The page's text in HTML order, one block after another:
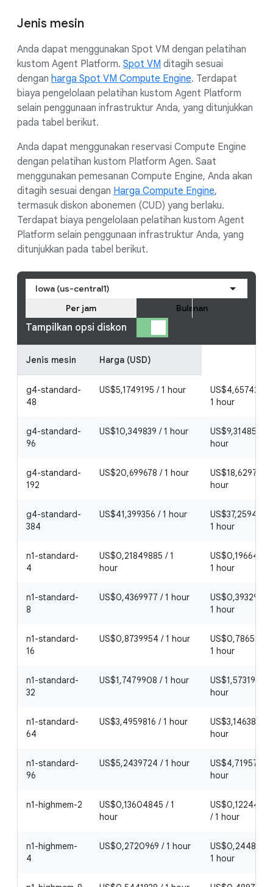
Jenis mesin
Anda dapat menggunakan Spot VM dengan pelatihan
kustom Agent Platform. Spot VM ditagih sesuai
dengan harga Spot VM Compute Engine. Terdapat
biaya pengelolaan pelatihan kustom Agent Platform
selain penggunaan infrastruktur Anda, yang ditunjukkan
pada tabel berikut.
Anda dapat menggunakan reservasi Compute Engine
dengan pelatihan kustom Platform Agen. Saat
menggunakan pemesanan Compute Engine, Anda akan
ditagih sesuai dengan Harga Compute Engine,
termasuk diskon abonemen (CUD) yang berlaku.
Terdapat biaya pengelolaan pelatihan kustom Agent
Platform selain penggunaan infrastruktur Anda, yang
ditunjukkan pada tabel berikut.
Iowa (us-central1)
Tampilkan opsi diskon
Per jam Bulanan
Jenis mesin Harga (USD)
g4-standard-
48
US$5,1749195 / 1 hour
1 hour
g4-standard-
96
US$10,349839 / 1 hour
US$9,3148551 /
hour
g4-standard-
192
US$20,699678 / 1 hour
US$18,6297102
hour
g4-standard-
384
US$41,399356 / 1 hour
1 hour
n1-standard-
4
US$0,21849885 / 1
hour
1 hour
n1-standard-
8
US$0,4369977 / 1 hour
1 hour
n1-standard-
16
US$0,8739954 / 1 hour
1 hour
n1-standard-
32
US$1,7479908 / 1 hour
US$1,57319172
hour
n1-standard-
64
US$3,4959816 / 1 hour
US$3,14638344
hour
n1-standard-
96
US$5,2439724 / 1 hour
US$4,71957516
hour
n1-highmem-2
US$0,13604845 / 1
hour
/ 1 hour
n1-highmem-
4
US$0,2720969 / 1 hour
1 hour